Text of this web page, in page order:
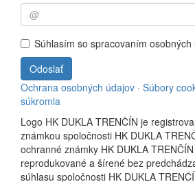
Súhlasím so spracovaním osobných
Odoslať
Ochrana osobných údajov · Súbory
súkromia
Logo HK DUKLA TRENČÍN je
známkou spoločnosti HK DUKLA
ochranné známky HK DUKLA
reprodukované a šírené bez
súhlasu spoločnosti HK DUKLA